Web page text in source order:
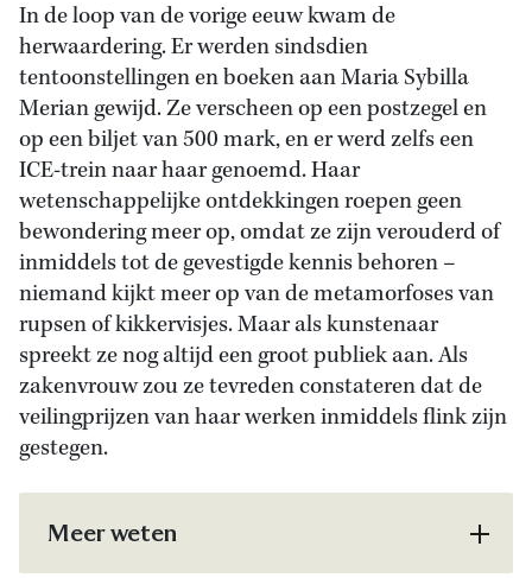
In de loop van de vorige eeuw kwam de
herwaardering. Er werden sindsdien
tentoonstellingen en boeken aan Maria Sybilla
Merian gewijd. Ze verscheen op een postzegel en
op een biljet van 500 mark, en er werd zelfs een
ICE-trein naar haar genoemd. Haar
wetenschappelijke ontdekkingen roepen geen
bewondering meer op, omdat ze zijn verouderd of
inmiddels tot de gevestigde kennis behoren –
niemand kijkt meer op van de metamorfoses van
rupsen of kikkervisjes. Maar als kunstenaar
spreekt ze nog altijd een groot publiek aan. Als
zakenvrouw zou ze tevreden constateren dat de
veilingprijzen van haar werken inmiddels flink zijn
gestegen.
Meer weten